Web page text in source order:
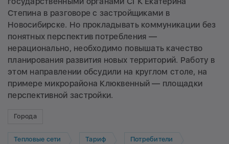
Степина в разговоре с застройщиками в
Новосибирске. Но прокладывать коммуникации без
понятных перспектив потребления —
нерационально, необходимо повышать качество
планирования развития новых территорий. Работу в
этом направлении обсудили на круглом столе, на
примере микрорайона Клюквенный — площадки
перспективной застройки.
Города
Тепловые сети Тариф Потребители